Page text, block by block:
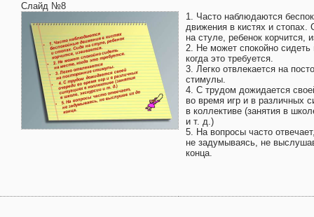
Слайд №8
1. Часто наблюдаются
движения в кистях и стопах.
на стуле, ребенок корчится,
2. Не может спокойно сидеть
когда это требуется.
3. Легко отвлекается на
стимулы.
4. С трудом дожидается
во время игр и в различных
в коллективе (занятия в
и т. д.)
5. На вопросы часто
не задумываясь, не
конца.